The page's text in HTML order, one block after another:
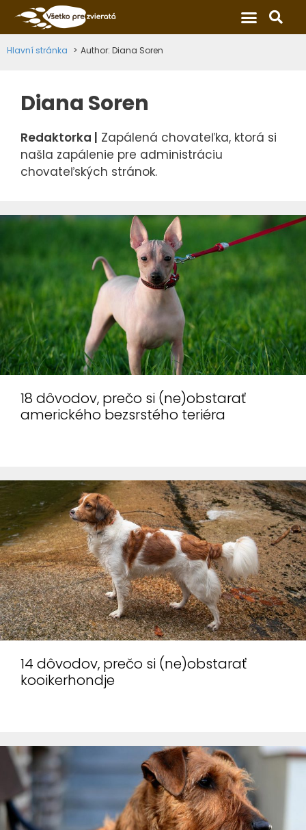
Hlavní stránka Author: Diana Soren
Diana Soren
Redaktorka | Zapálená chovateľka, ktorá si
našla zapálenie pre administráciu
chovateľských stránok.
18 dôvodov, prečo si (ne)obstarať
amerického bezsrstého teriéra
14 dôvodov, prečo si (ne)obstarať
kooikerhondje
Nevyhnutné
cookies
Nevyhnutné
funkčnosť
webovej
stránky a ich
použitie
nemožno
zakázať. Tieto
cookies sa
žiadnym
spôsobom
nepodieľajú
na zbieraní
cookies
Analytické
cookies nám
pomáhajú
merať